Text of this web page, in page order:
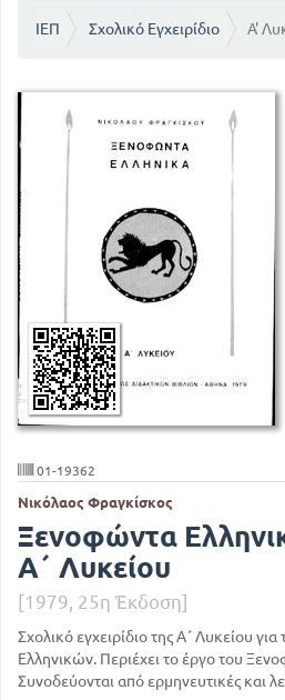
ΙΕΠ Σχολικό Εγχειρίδιο Α'
01-19362
Νικόλαος Φραγκίσκος
Ξενοφώντα
Α΄ Λυκείου
[1979, 25η Έκδοση]
Σχολικό εγχειρίδιο της Α΄ Λυκείου
Ελληνικών. Περιέχει το έργο του
Συνοδεύονται από ερμηνευτικές και